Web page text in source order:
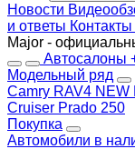
Новости
и ответы
Major -
Автосалоны
Модельный ряд
Camry RAV4 NEW
Cruiser Prado 250
Покупка
Автомобили в